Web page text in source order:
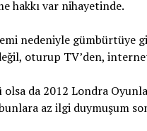
hakkı var nihayetinde.
nedeniyle gümbürtüye
oturup TV’den,
da 2012 Londra
az ilgi duymuşum